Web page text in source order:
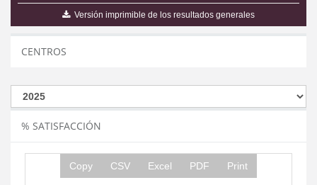
Versión imprimible de los resultados generales
CENTROS
% SATISFACCIÓN
Copy CSV Excel PDF Print